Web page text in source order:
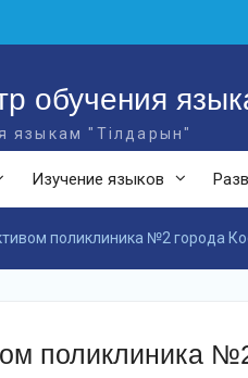
48-часовой
«AI и
обучения
языкам "Тілдарын"
Изучение языков
поликлиника №2 города
поликлиника